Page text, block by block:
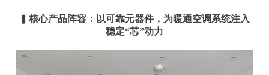
核心产品阵容：以可靠元器件，为暖通空调系统注入
稳定“芯”动力